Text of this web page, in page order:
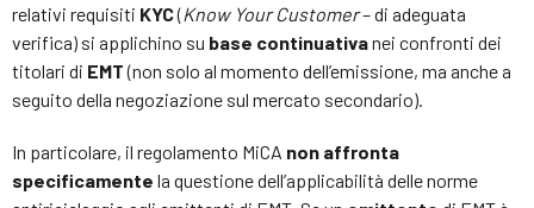
relativi requisiti KYC(Know Your Customer– di adeguata
verifica) si applichino su base continuativanei confronti dei
titolari di EMT(non solo al momento dell’emissione, ma anche a
seguito della negoziazione sul mercato secondario).
In particolare, il regolamento MiCA non affronta
specificamente la questione dell’applicabilità delle norme